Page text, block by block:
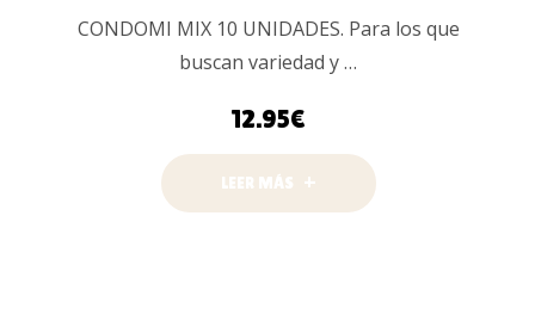
CONDOMI MIX 10 UNIDADES. Para los que
buscan variedad y …
12.95€
LEER MÁS